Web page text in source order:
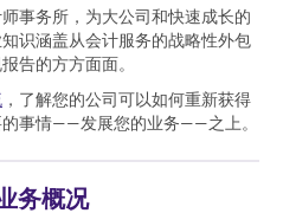
事务所，为大公司和快速成长的
识涵盖从会计服务的战略性外包
告的方方面面。
，了解您的公司可以如何重新获得
事情——发展您的业务——之上。
务概况